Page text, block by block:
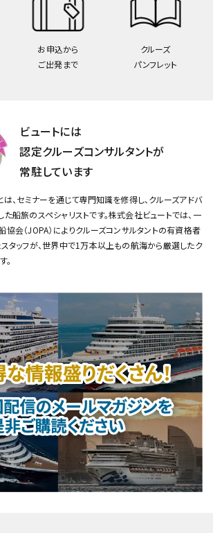
お申込から
ご出発まで
クルーズ
パンフレット
ビュートには
認定クルーズコンサルタントが
常駐しています
は、セミナーを通じて専門知識を修得し、クルーズアドバ
船旅のスペシャリストです。株式会社ビュートでは、一
会（JOPA）によりクルーズコンサルタントの有資格者
タッフが、世界中で1万本以上もの航海から厳選したク
。